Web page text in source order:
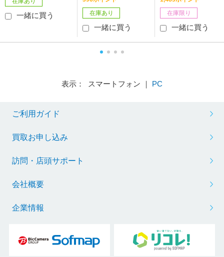
一緒に買う
(ワイヤレス) /5ボタン
/Bluetooth・USB］
在庫あり
一緒に買う
d・iOS用］
在庫限り
一緒に買う
表示： スマートフォン ｜ PC
ご利用ガイド
買取お申し込み
訪問・店頭サポート
会社概要
企業情報